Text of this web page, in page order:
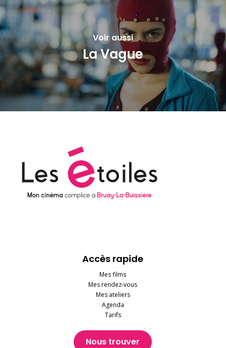
Voir aussi
La Vague
Accès rapide
Mes films
Mes rendez-vous
Mes ateliers
Agenda
Tarifs
Nous trouver